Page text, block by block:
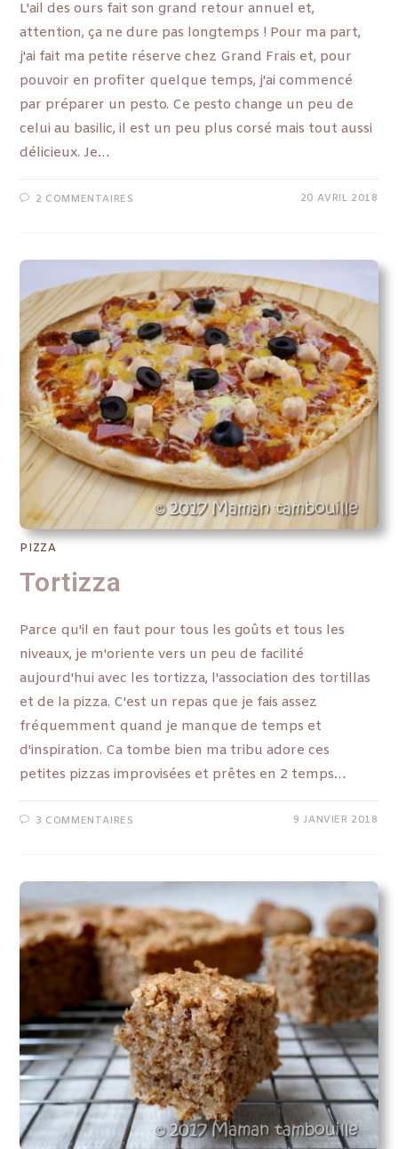
L'ail des ours fait son grand retour annuel et,
attention, ça ne dure pas longtemps ! Pour ma part,
j'ai fait ma petite réserve chez Grand Frais et, pour
pouvoir en profiter quelque temps, j'ai commencé
par préparer un pesto. Ce pesto change un peu de
celui au basilic, il est un peu plus corsé mais tout aussi
délicieux. Je…
2 COMMENTAIRES 20 AVRIL 2018
PIZZA
Tortizza
Parce qu'il en faut pour tous les goûts et tous les
niveaux, je m'oriente vers un peu de facilité
aujourd'hui avec les tortizza, l'association des tortillas
et de la pizza. C'est un repas que je fais assez
fréquemment quand je manque de temps et
d'inspiration. Ca tombe bien ma tribu adore ces
petites pizzas improvisées et prêtes en 2 temps…
3 COMMENTAIRES 9 JANVIER 2018